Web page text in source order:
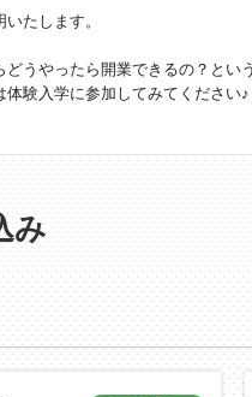
たします。
うやったら開業できるの？とい
体験入学に参加してみてください♪
み